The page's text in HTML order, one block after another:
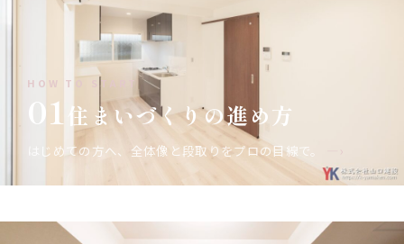
HOW TO START
01 住まいづくりの進め方
はじめての方へ、全体像と段取りをプロの目線で。 —›